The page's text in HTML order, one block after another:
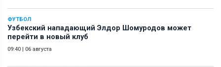
ФУТБОЛ
Узбекский нападающий Элдор Шомуродов может
перейти в новый клуб
09:40 | 06 августа